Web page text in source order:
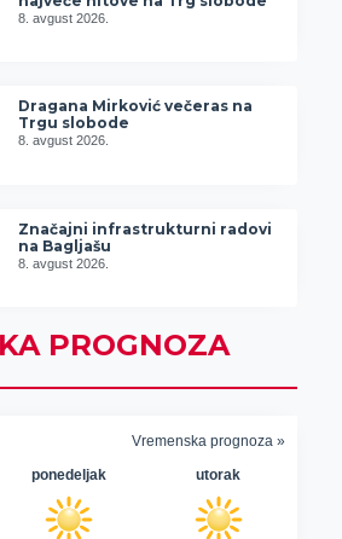
8. avgust 2026.
Dragana Mirković večeras na
Trgu slobode
8. avgust 2026.
Značajni infrastrukturni radovi
na Bagljašu
8. avgust 2026.
PROGNOZA